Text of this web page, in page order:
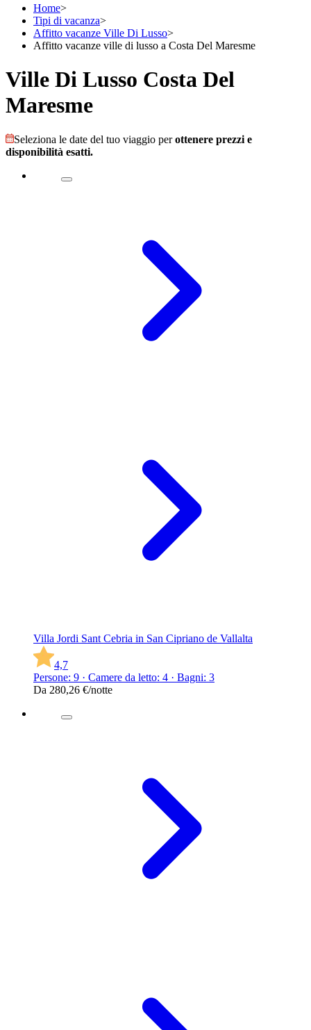
Home>
Tipi di vacanza>
Affitto vacanze Ville Di Lusso>
Affitto vacanze ville di lusso a Costa Del Maresme
Ville Di Lusso Costa Del
Maresme
Seleziona le date del tuo viaggio perottenere prezzi e
disponibilità esatti.
Villa Jordi Sant Cebria in San Cipriano de Vallalta
4,7
Persone: 9 · Camere da letto: 4 · Bagni: 3
Da 280,26 €/notte